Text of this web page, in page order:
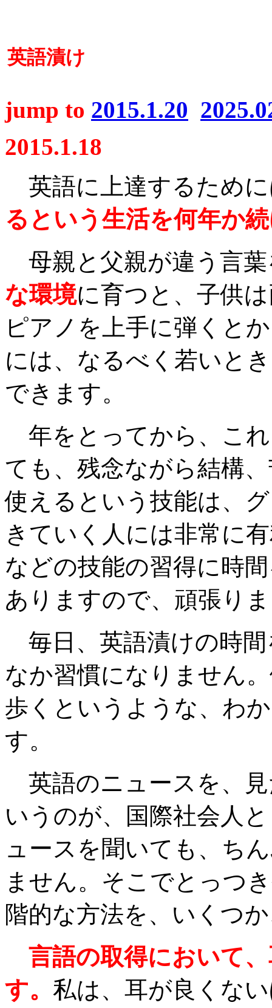
英語漬け
jump to 2015.1.20
2015.1.18
英語に上達するため
るという生活を何年か
母親と父親が違う言
な環境に育つと、子供
ピアノを上手に弾くと
には、なるべく若いと
できます。
年をとってから、こ
ても、残念ながら結構
使えるという技能は、
きていく人には非常に
などの技能の習得に時
ありますので、頑張り
毎日、英語漬けの時
なか習慣になりません
歩くというような、わ
す。
英語のニュースを、
いうのが、国際社会人
ュースを聞いても、ち
ません。そこでとっつ
階的な方法を、いくつ
言語の取得において
す。 私は、耳が良くな